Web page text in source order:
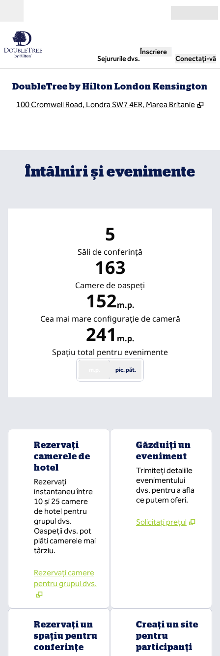
Sejururile dvs.
Înscriere
Conectați-vă
DoubleTree by Hilton London Kensington
100 Cromwell Road, Londra SW7 4ER, Marea Britanie ,
1/4
Întâlniri și evenimente
5
Săli de conferință
163
Camere de oaspeţi
152m.p.
Metri pătrați
Cea mai mare configurație de cameră
241 m.p.
Metri pătrați
Spațiu total pentru evenimente
pic. păt.
Rezervați
camerele de
hotel
Rezervați
instantaneu între
10 și 25 camere
de hotel pentru
grupul dvs.
Oaspeții dvs. pot
plăti camerele mai
târziu.
Rezervați camere
pentru grupul dvs.
Găzduiți un
eveniment
Trimiteți detaliile
evenimentului
dvs. pentru a afla
ce putem oferi.
Solicitați prețul
Rezervați un
spațiu pentru
conferințe
Creați un site
pentru
participanți